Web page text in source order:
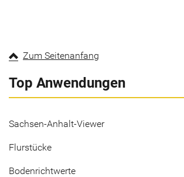
Zum Seitenanfang
Top Anwendungen
Sachsen-Anhalt-Viewer
Flurstücke
Bodenrichtwerte